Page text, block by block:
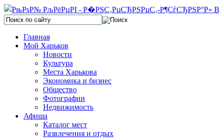
Главная
Мой Харьков
Новости
Культура
Места Харькова
Экономика и бизнес
Общество
Фотографии
Недвижимость
Афиша
Каталог мест
Развлечения и отдых